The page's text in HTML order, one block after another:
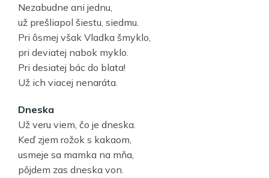
Nezabudne ani jednu,
už prešliapol šiestu, siedmu.
Pri ôsmej však Vladka šmyklo,
pri deviatej nabok myklo.
Pri desiatej bác do blata!
Už ich viacej nenaráta.
Dneska
Už veru viem, čo je dneska.
Keď zjem rožok s kakaom,
usmeje sa mamka na mňa,
pôjdem zas dneska von.